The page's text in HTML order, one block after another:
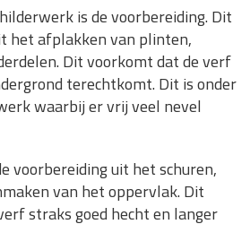
is de voorbereiding. Dit
het afplakken van plinten,
Dit voorkomt dat de verf
terechtkomt. Dit is onder
waarbij er vrij veel nevel
voorbereiding uit het schuren,
van het oppervlak. Dit
straks goed hecht en langer